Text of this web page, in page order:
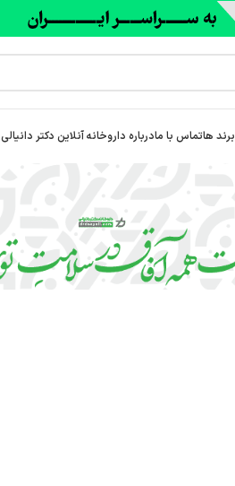
برند هاتماس با مادرباره‌ داروخانه آنلاین دکتر دانیالی